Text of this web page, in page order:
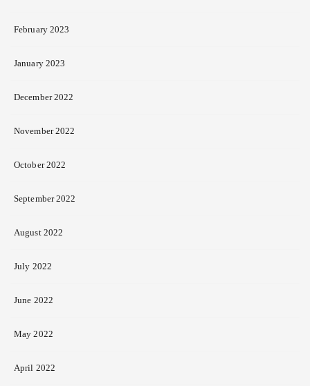
February 2023
January 2023
December 2022
November 2022
October 2022
September 2022
August 2022
July 2022
June 2022
May 2022
April 2022